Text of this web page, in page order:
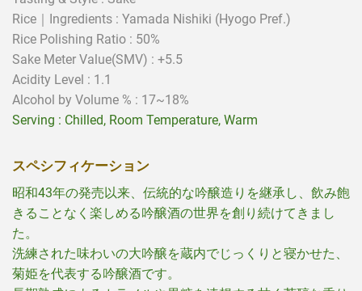
Rice｜Ingredients : Yamada Nishiki (Hyogo Pref.)
Rice Polishing Ratio : 50%
Sake Meter Value(SMV) : +5.5
Acidity Level : 1.1
Alcohol by Volume % : 17~18%
Serving : Chilled, Room Temperature, Warm
スペシフィケーション
昭和43年の発売以来、伝統的な吟醸造りを継承し、飲み飽
きることなく楽しめる吟醸酒の世界を創り続けてきまし
た。
洗練された味わいの大吟醸を蔵内でじっくりと寝かせた、
菊姫を代表する吟醸酒です。